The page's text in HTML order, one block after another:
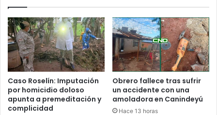
Caso Roselín: Imputación
por homicidio doloso
apunta a premeditación y
complicidad
Obrero fallece tras sufrir
un accidente con una
amoladora en Canindeyú
Hace 13 horas